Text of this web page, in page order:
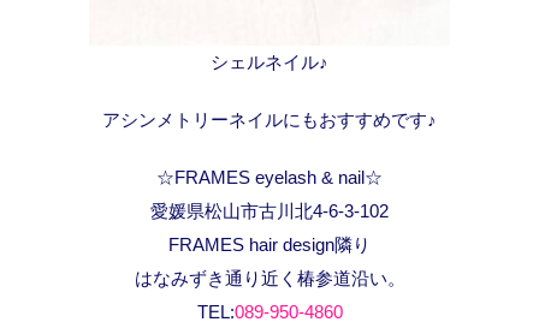
シェルネイル♪
アシンメトリーネイルにもおすすめです♪
☆FRAMES eyelash & nail☆
愛媛県松山市古川北4-6-3-102
FRAMES hair design隣り
はなみずき通り近く椿参道沿い。
TEL:089-950-4860